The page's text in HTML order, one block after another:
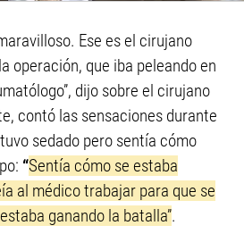
Ese es el cirujano
operación, que iba peleando en
dijo sobre el cirujano
contó las sensaciones durante
sedado pero sentía cómo
“Sentía cómo se estaba
al médico trabajar para que se
ganando la batalla”.